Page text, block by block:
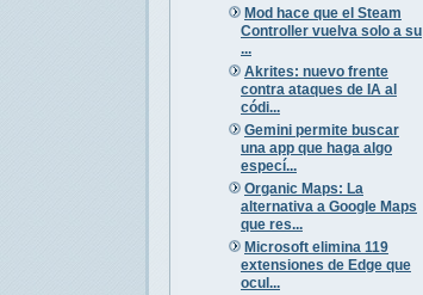
Mod hace que el Steam
Controller vuelva solo a su
...
Akrites: nuevo frente
contra ataques de IA al
códi...
Gemini permite buscar
una app que haga algo
especí...
Organic Maps: La
alternativa a Google Maps
que res...
Microsoft elimina 119
extensiones de Edge que
ocul...